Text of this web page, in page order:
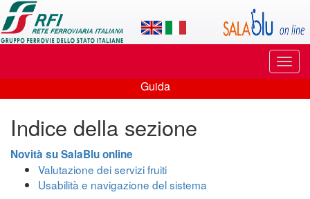
Applicazione
SalaBlu
Online
di
Rete
Ferroviaria
Italiana
di
Guida
Guida
Indice della sezione
Novità su SalaBlu online
Valutazione dei servizi fruiti
Usabilità e navigazione del sistema